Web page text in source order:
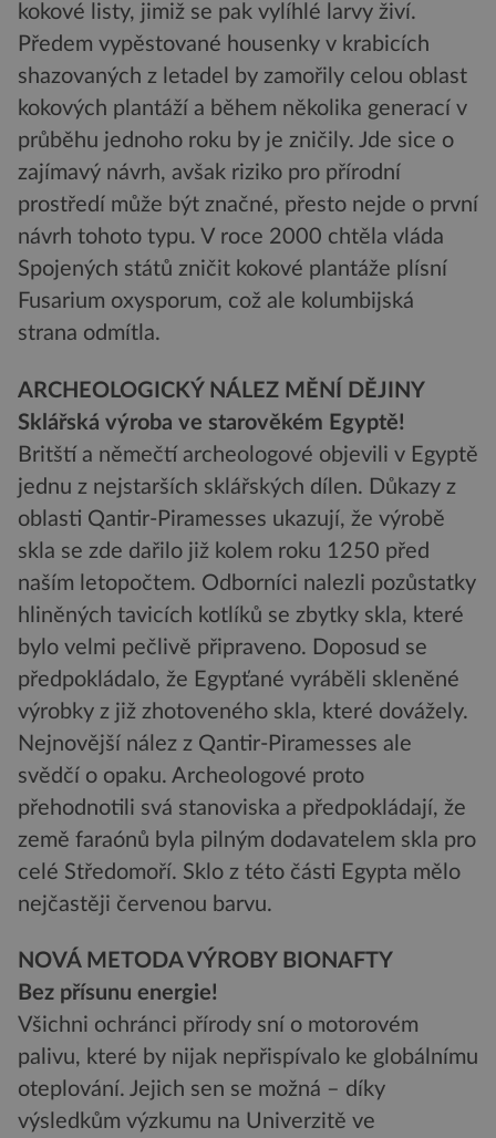
kokové listy, jimiž se pak vylíhlé larvy živí.
Předem vypěstované housenky v krabicích
shazovaných z letadel by zamořily celou oblast
kokových plantáží a během několika generací v
průběhu jednoho roku by je zničily. Jde sice o
zajímavý návrh, avšak riziko pro přírodní
prostředí může být značné, přesto nejde o první
návrh tohoto typu. V roce 2000 chtěla vláda
Spojených států zničit kokové plantáže plísní
Fusarium oxysporum, což ale kolumbijská
strana odmítla.
ARCHEOLOGICKÝ NÁLEZ MĚNÍ DĚJINY
Sklářská výroba ve starověkém Egyptě!
Britští a němečtí archeologové objevili v Egyptě
jednu z nejstarších sklářských dílen. Důkazy z
oblasti Qantir-Piramesses ukazují, že výrobě
skla se zde dařilo již kolem roku 1250 před
naším letopočtem. Odborníci nalezli pozůstatky
hliněných tavicích kotlíků se zbytky skla, které
bylo velmi pečlivě připraveno. Doposud se
předpokládalo, že Egypťané vyráběli skleněné
výrobky z již zhotoveného skla, které dovážely.
Nejnovější nález z Qantir-Piramesses ale
svědčí o opaku. Archeologové proto
přehodnotili svá stanoviska a předpokládají, že
země faraónů byla pilným dodavatelem skla pro
celé Středomoří. Sklo z této části Egypta mělo
nejčastěji červenou barvu.
NOVÁ METODA VÝROBY BIONAFTY
Bez přísunu energie!
Všichni ochránci přírody sní o motorovém
palivu, které by nijak nepřispívalo ke globálnímu
oteplování. Jejich sen se možná – díky
výsledkům výzkumu na Univerzitě ve